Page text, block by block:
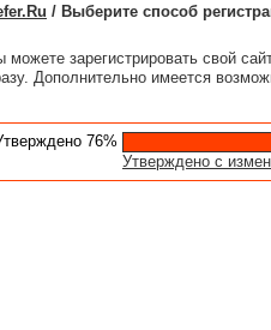
/ Выберите способ
можете зарегистрировать свой
Дополнительно имеется
76%
Утверждено с